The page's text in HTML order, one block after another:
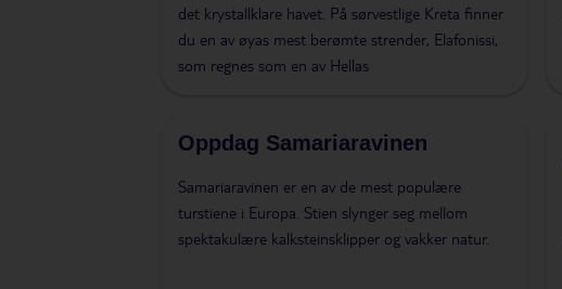
det krystallklare havet. På sørvestlige Kreta finner
du en av øyas mest berømte strender, Elafonissi,
som regnes som en av Hellas
Oppdag Samariaravinen
Samariaravinen er en av de mest populære
turstiene i Europa. Stien slynger seg mellom
spektakulære kalksteinsklipper og vakker natur.